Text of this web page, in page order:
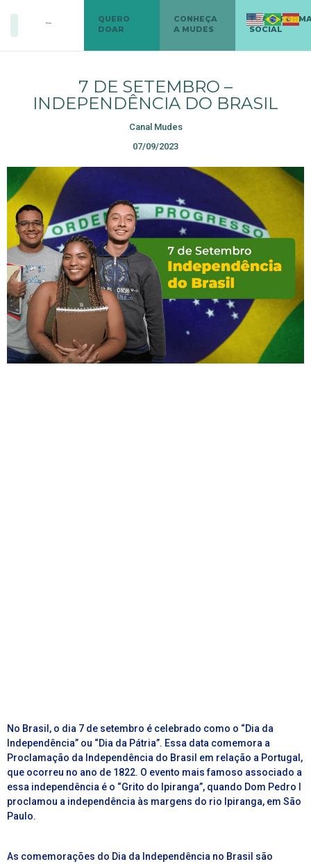
QUERO
DOAR
CONHEÇA
A MUDES
SOCIAL
7 DE SETEMBRO –
INDEPENDÊNCIA DO BRASIL
Canal Mudes
07/09/2023
No Brasil, o dia 7 de setembro é celebrado como o “Dia da
Independência” ou “Dia da Pátria”. Essa data comemora a
Proclamação da Independência do Brasil em relação a Portugal,
que ocorreu no ano de 1822. O evento mais famoso associado a
essa independência é o “Grito do Ipiranga”, quando Dom Pedro I
proclamou a independência às margens do rio Ipiranga, em São
Paulo.
As comemorações do Dia da Independência no Brasil são